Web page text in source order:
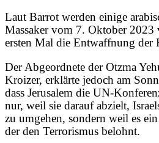
Laut Barrot werden einige
Massaker vom 7. Oktober 2023
ersten Mal die Entwaffnung der
Der Abgeordnete der Otzma
Kroizer, erklärte jedoch am
dass Jerusalem die UN-
nur, weil sie darauf abzielt,
zu umgehen, sondern weil es
der den Terrorismus belohnt.